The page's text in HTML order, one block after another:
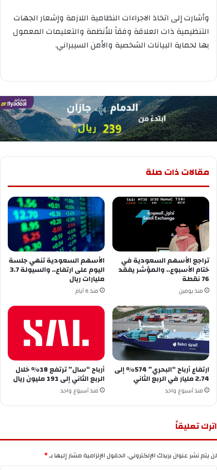
وأشارت إلى اتخاذ الاجراءات النظامية اللازمة وإشعار الجهات
التنظيمية ذات العلاقة وفقاً للأنظمة والتعليمات المعمول
بها لحماية البيانات الشخصية والأمن السيبراني.
مقالات ذات صلة
تراجع الأسهم السعودية في
ختام الأسبوع.. والمؤشر يفقد
76 نقطة
منذ يومين
الأسهم السعودية تنهي جلسة
اليوم على ارتفاع.. والسيولة 3.7
مليارات ريال
منذ 6 أيام
ارتفاع أرباح “البحري” 574% إلى
2.74 مليار في الربع الثاني
منذ أسبوع واحد
أرباح “سال” ترتفع 18% خلال
الربع الثاني إلى 191 مليون ريال
منذ أسبوع واحد
اترك تعليقاً
لن يتم نشر عنوان بريدك الإلكتروني.الحقول الإلزامية مشار إليها بـ*